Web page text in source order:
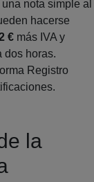
nota simple al
hacerse
€ más IVA y
dos horas.
Registro
la